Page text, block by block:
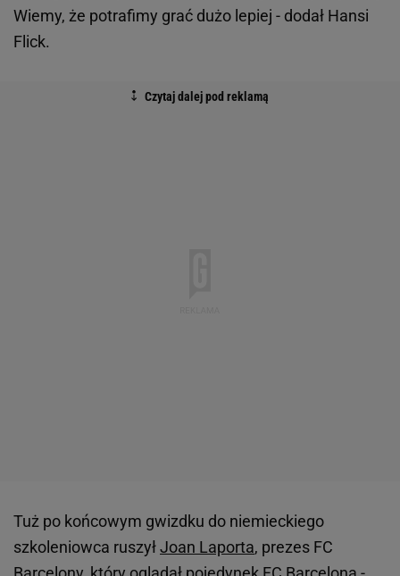
Wiemy, że potrafimy grać dużo lepiej - dodał Hansi
Flick.
Tuż po końcowym gwizdku do niemieckiego
szkoleniowca ruszyłJoan Laporta, prezes FC